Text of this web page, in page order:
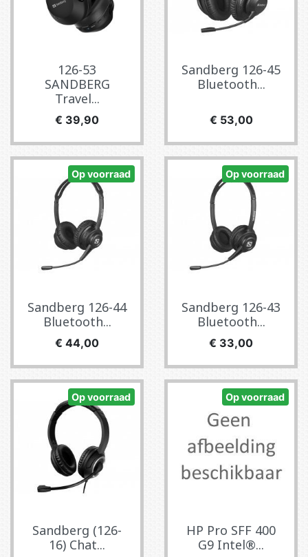
126-53
SANDBERG
Travel...
Prijs
€ 39,90
Sandberg 126-45
Bluetooth...
Prijs
€ 53,00
Op voorraad
Sandberg 126-44
Bluetooth...
Prijs
€ 44,00
Op voorraad
Sandberg 126-43
Bluetooth...
Prijs
€ 33,00
Op voorraad
Sandberg (126-
16) Chat...
Op voorraad
HP Pro SFF 400
G9 Intel®...